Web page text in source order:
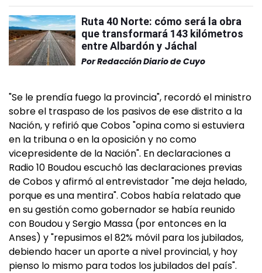
Ruta 40 Norte: cómo será la obra
que transformará 143 kilómetros
entre Albardón y Jáchal
PorRedacción Diario de Cuyo
"Se le prendía fuego la provincia", recordó el ministro
sobre el traspaso de los pasivos de ese distrito a la
Nación, y refirió que Cobos "opina como si estuviera
en la tribuna o en la oposición y no como
vicepresidente de la Nación". En declaraciones a
Radio 10 Boudou escuchó las declaraciones previas
de Cobos y afirmó al entrevistador "me deja helado,
porque es una mentira". Cobos había relatado que
en su gestión como gobernador se había reunido
con Boudou y Sergio Massa (por entonces en la
Anses) y "repusimos el 82% móvil para los jubilados,
debiendo hacer un aporte a nivel provincial, y hoy
pienso lo mismo para todos los jubilados del país".